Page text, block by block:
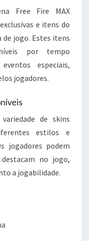
Free Fire MAX
e itens do
jogo. Estes itens
por tempo
especiais,
jogadores.
de skins
estilos e
jogadores podem
no jogo,
a jogabilidade.